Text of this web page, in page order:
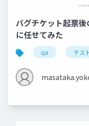
バグチケット起票
に任せてみた
qa テス